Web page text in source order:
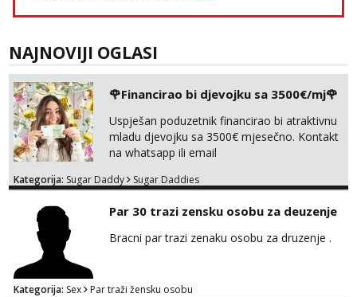
NAJNOVIJI OGLASI
🌹Financirao bi djevojku sa 3500€/mj🌹
Uspješan poduzetnik financirao bi atraktivnu
mladu djevojku sa 3500€ mjesečno. Kontakt
na whatsapp ili email
Kategorija: Sugar Daddy Sugar Daddies
Par 30 trazi zensku osobu za deuzenje
Bracni par trazi zenaku osobu za druzenje .
Kategorija: Sex Par traži žensku osobu